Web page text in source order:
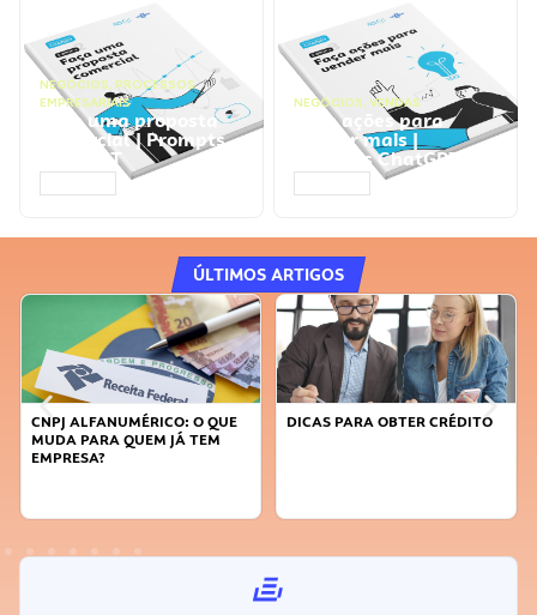
NEGÓCIOS, PROCESSOS
EMPRESARIAIS
Faça uma proposta
comercial | Prompts
ChatGPT
NEGÓCIOS, VENDAS
Faça ações para
vender mais |
Prompts ChatGPT
ÚLTIMOS ARTIGOS
DICAS PARA OBTER CRÉDITO
FAÇA A DIFERENÇA: SEJA